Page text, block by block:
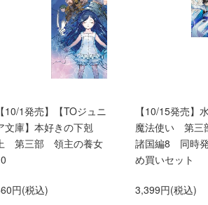
【10/1発売】【TOジュニ
文庫】本好きの下剋
第三部 領主の養女
円(税込)
【10/15発売】
魔法使い 第
諸国編8 同時
め買いセット
3,399円(税込)